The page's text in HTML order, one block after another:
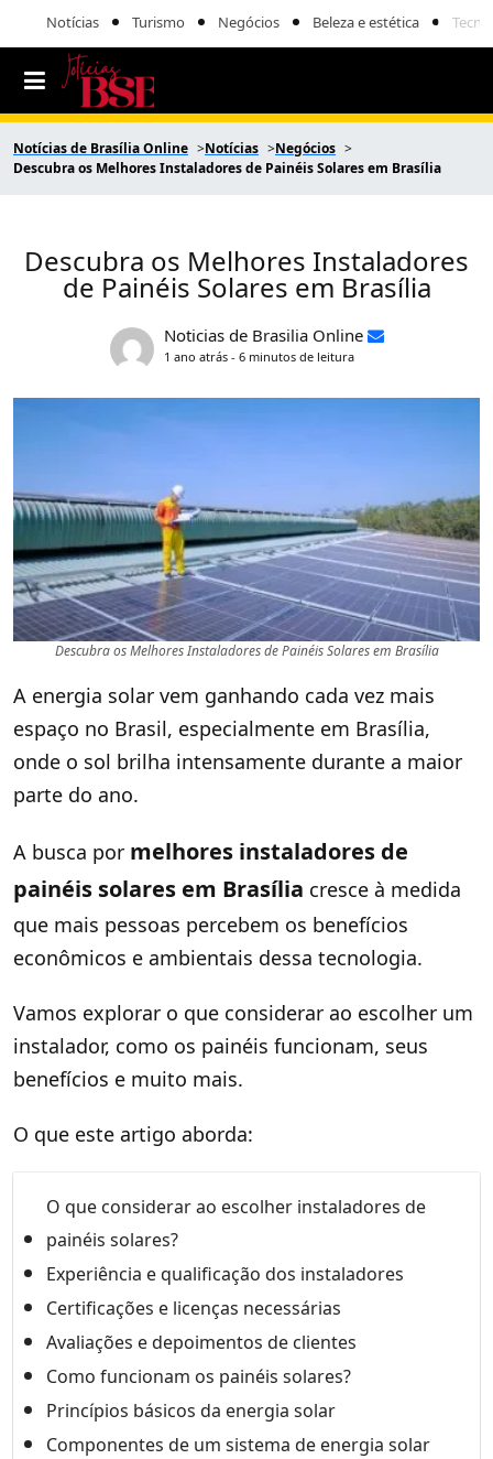
Notícias Turismo Negócios Beleza e estética
Notícias de Brasília Online Notícias
Negócios
Descubra os Melhores Instaladores de Painéis Solares em Brasília
Descubra os Melhores Instaladores
de Painéis Solares em Brasília
Noticias de Brasilia Online
1 ano atrás - 6 minutos de leitura
Descubra os Melhores Instaladores de Painéis Solares em Brasília
A energia solar vem ganhando cada vez mais
espaço no Brasil, especialmente em Brasília,
onde o sol brilha intensamente durante a maior
parte do ano.
A busca por melhores instaladores de
painéis solares em Brasília cresce à medida
que mais pessoas percebem os benefícios
econômicos e ambientais dessa tecnologia.
Vamos explorar o que considerar ao escolher um
instalador, como os painéis funcionam, seus
benefícios e muito mais.
O que este artigo aborda:
O que considerar ao escolher instaladores de
painéis solares?
Experiência e qualificação dos instaladores
Certificações e licenças necessárias
Avaliações e depoimentos de clientes
Como funcionam os painéis solares?
Princípios básicos da energia solar
Componentes de um sistema de energia solar